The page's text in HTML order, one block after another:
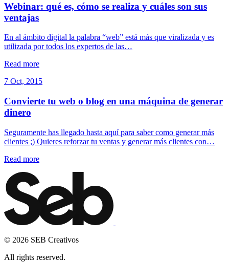
Webinar: qué es, cómo se realiza y cuáles son sus
ventajas
En al ámbito digital la palabra “web” está más que viralizada y es
utilizada por todos los expertos de las…
Read more
7 Oct, 2015
Convierte tu web o blog en una máquina de generar
dinero
Seguramente has llegado hasta aquí para saber como generar más
clientes ;) Quieres reforzar tu ventas y generar más clientes con…
Read more
© 2026 SEB Creativos
All rights reserved.